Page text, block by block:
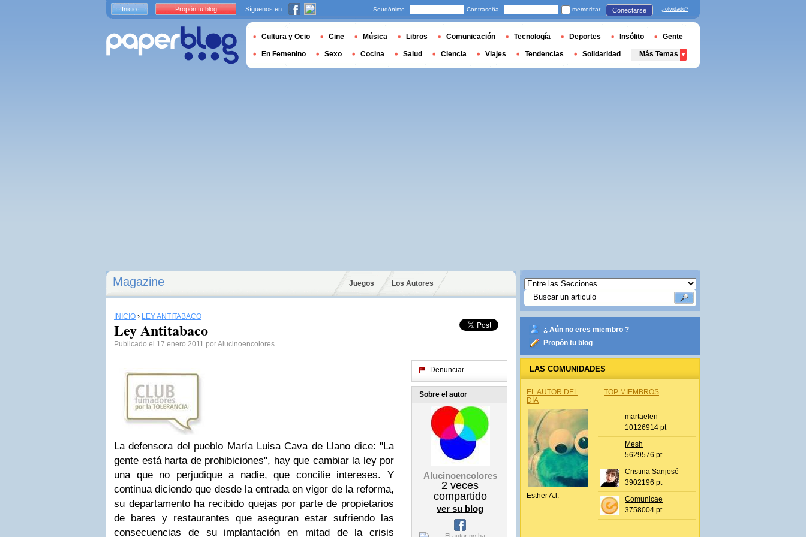
Magazine Juegos Los Autores
INICIO › LEY ANTITABACO
Ley Antitabaco
Publicado el 17 enero 2011 por Alucinoencolores
La defensora del pueblo María Luisa Cava de Llano dice: "La
gente está harta de prohibiciones", hay que cambiar la ley por
una que no perjudique a nadie, que concilie intereses. Y
continua diciendo que desde la entrada en vigor de la reforma,
su departamento ha recibido quejas por parte de propietarios
de bares y restaurantes que aseguran estar sufriendo las
consecuencias de su implantación en mitad de la crisis
Denunciar
Sobre el autor
Alucinoencolores
2 veces
compartido
ver su blog
¿ Aún no eres miembro ?
Propón tu blog
LAS COMUNIDADES
EL AUTOR DEL
DÍA
Esther A.l.
TOP MIEMBROS
martaelen
10126914 pt
Mesh
5629576 pt
Cristina Sanjosé
3902196 pt
Comunicae
3758004 pt
Inicio Propón tu blog Síguenos en Seudónimo Contraseña memorizar Conectarse ¿olvidado?
Cultura y Ocio Cine Música Libros Comunicación Tecnología Deportes Insólito Gente
En Femenino Sexo Cocina Salud Ciencia Viajes Tendencias Solidaridad Más Temas